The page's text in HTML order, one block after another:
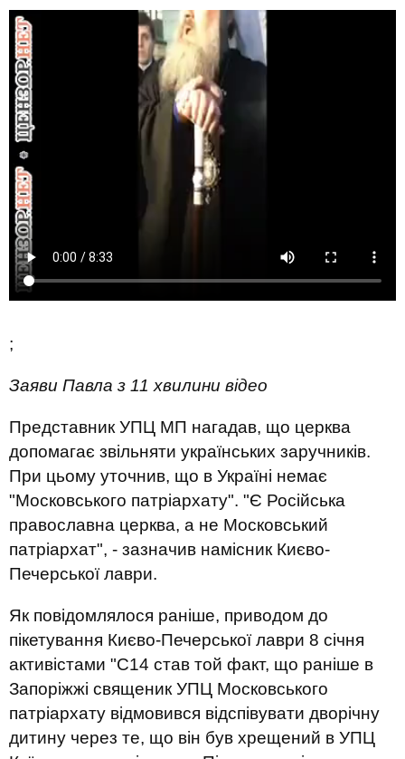
;
Заяви Павла з 11 хвилини відео
Представник УПЦ МП нагадав, що церква
допомагає звільняти українських заручників.
При цьому уточнив, що в Україні немає
"Московського патріархату". "Є Російська
православна церква, а не Московський
патріархат", - зазначив намісник Києво-
Печерської лаври.
Як повідомлялося раніше, приводом до
пікетування Києво-Печерської лаври 8 січня
активістами "С14 став той факт, що раніше в
Запоріжжі священик УПЦ Московського
патріархату відмовився відспівувати дворічну
дитину через те, що він був хрещений в УПЦ